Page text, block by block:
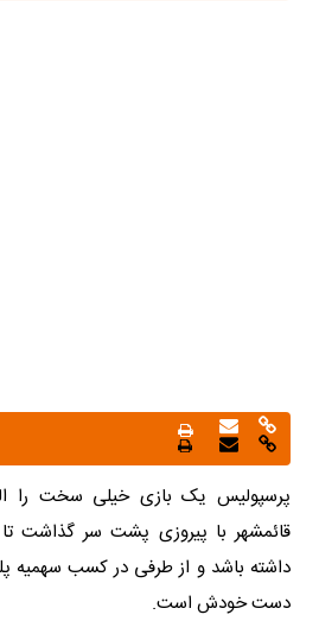
پرسپولیس یک بازی خیلی سخت را
قائمشهر با پیروزی پشت سر گذاشت
داشته باشد و از طرفی در کسب
دست خودش است.